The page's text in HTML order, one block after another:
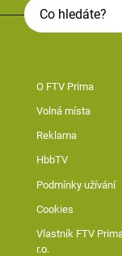
O FTV Prima
Volná místa
Reklama
HbbTV
Podmínky užívání
Cookies
Vlastník FTV
r.o.